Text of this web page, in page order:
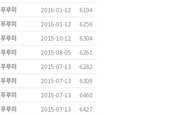
푸루미 2016-01-12
6194
푸루미 2016-01-12
6256
푸루미 2015-10-12
6304
푸루미 2015-08-05
6261
푸루미 2015-07-13
6282
푸루미 2015-07-13
6309
푸루미 2015-07-13
6460
푸루미 2015-07-13
6427